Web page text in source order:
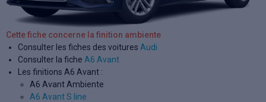
Cette fiche concerne la finition ambiente
Consulter les fiches des voitures Audi
Consulter la fiche A6 Avant
Les finitions A6 Avant :
A6 Avant Ambiente
A6 Avant S line